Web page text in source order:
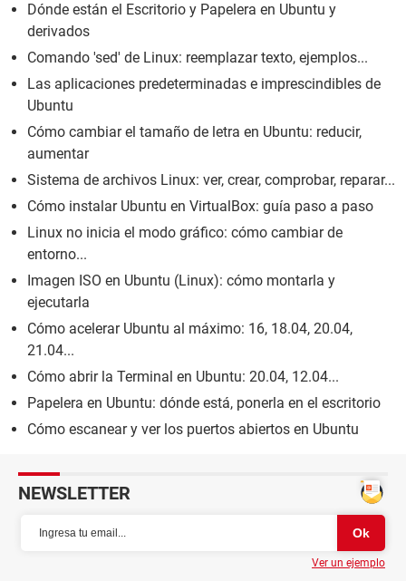
Dónde están el Escritorio y Papelera en Ubuntu y
derivados
Comando 'sed' de Linux: reemplazar texto, ejemplos...
Las aplicaciones predeterminadas e imprescindibles de
Ubuntu
Cómo cambiar el tamaño de letra en Ubuntu: reducir,
aumentar
Sistema de archivos Linux: ver, crear, comprobar, reparar...
Cómo instalar Ubuntu en VirtualBox: guía paso a paso
Linux no inicia el modo gráfico: cómo cambiar de
entorno...
Imagen ISO en Ubuntu (Linux): cómo montarla y
ejecutarla
Cómo acelerar Ubuntu al máximo: 16, 18.04, 20.04,
21.04...
Cómo abrir la Terminal en Ubuntu: 20.04, 12.04...
Papelera en Ubuntu: dónde está, ponerla en el escritorio
Cómo escanear y ver los puertos abiertos en Ubuntu
NEWSLETTER
Ver un ejemplo